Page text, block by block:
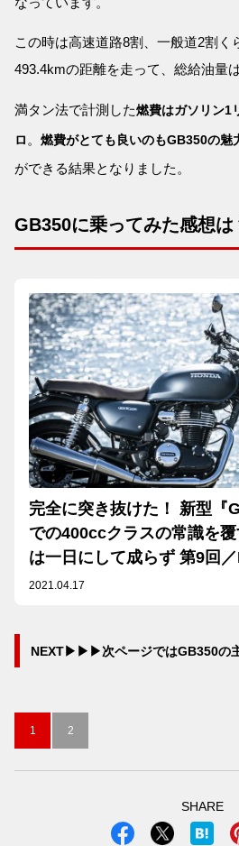
この時は高速道路8割、一般道2割く
493.4kmの距離を走って、総給油量
満タン法で計測した燃費はガソリン1
ロ 。 燃費がとても良いのもGB350の魅
ができる結果となりました。
GB350に乗ってみた感想は
完全に突き抜けた！ 新型『
での400ccクラスの常識を
は一日にして成らず 第9回
編】
2021.04.17
NEXT▶▶▶次ページではGB350の
1 2
SHARE